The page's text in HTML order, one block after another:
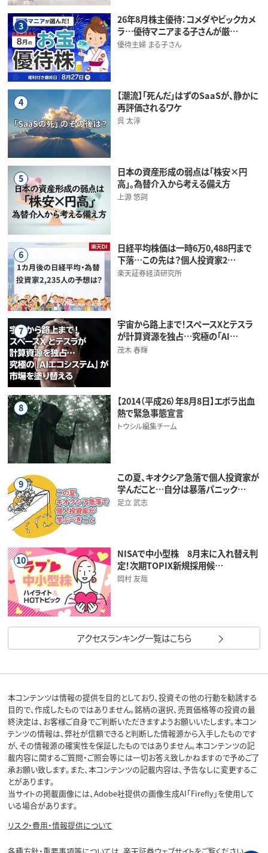
3
26年8月株主優待：コメダやビックカメ
ラ…優待マニアまる子さんが厳…
優待主婦 まる子さん
4
【潮流】「死んだ」はずのSaaSが、静かに
再評価されるワケ
呉 太淳
5
日本の資産形成の弱点は「株安×円
高」。為替介入から考える備え方
上源 悠詞
6
日経平均株価は一時6万0,488円まで
下落…この先は？個人投資家2…
楽天証券経済研究所
7
宇宙から路上まで！スペースXとテスラ
が計算資源を独占…究極の「AI…
茂木 春輝
8
【2014（平成26）年8月8日】エボラ出血
熱で緊急事態宣言
トウシル編集チーム
9
この夏、キオクシア急落で個人投資家が
学んだこと…自分は暴落パニック…
足立 武志
10
NISAで中小型株 8月末に入れ替え判
定！次期TOPIX新規採用候…
岡村 友哉
アクセスランキング一覧はこちら
本コンテンツは情報の提供を目的としており、投資その他の行動を勧誘する
目的で、作成したものではありません。銘柄の選択、売買価格等の投資の最
終決定は、お客様ご自身でご判断いただきますようお願いいたします。本コン
テンツの情報は、弊社が信頼できると判断した情報源から入手したものです
が、その情報源の確実性を保証したものではありません。本コンテンツの記
載内容に関するご質問・ご照会等には一切お答え致しかねますので予めご了
承お願い致します。また、本コンテンツの記載内容は、予告なしに変更するこ
とがあります。
当サイトの掲載画像には、Adobe社提供の画像生成AI「Firefly」を使用して
いる場合があります。
リスク・費用・情報提供について